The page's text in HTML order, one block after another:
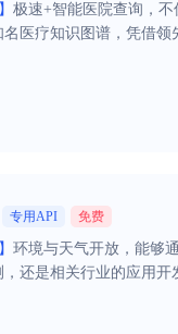
极速+智能医院查询，
医疗知识图谱，凭借
者
专用API 免费
环境与天气开放，能够
还是相关行业的应用